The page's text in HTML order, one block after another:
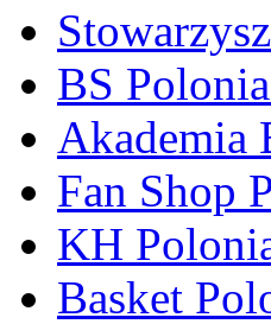
BS
Akademia
Fan Shop
KH
Basket